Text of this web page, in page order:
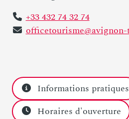
+33 432 74 32 74
Informations pratiques
Horaires d'ouverture